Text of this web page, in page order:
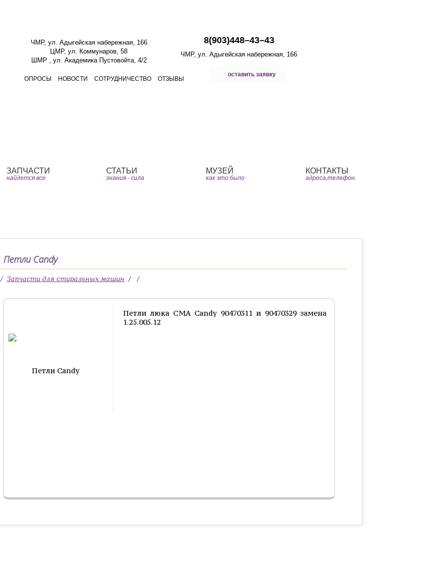
ЧМР, ул. Адыгейская набережная, 166
ЦМР, ул. Коммунаров, 58
ШМР , ул. Академика Пустовойта, 4/2
8(903)448–43–43
ЧМР, ул. Адыгейская набережная, 166
ОПРОСЫ НОВОСТИ СОТРУДНИЧЕСТВО ОТЗЫВЫ
оставить заявку
ЗАПЧАСТИ
найдется все
СТАТЬИ
знания - сила
МУЗЕЙ
как это было
КОНТАКТЫ
адреса,телефоны
Петли Candy
/ Запчасти для стиральных машин / /
Петли люка СМА Candy 90470311 и 90470329 замена
1.25.005.12